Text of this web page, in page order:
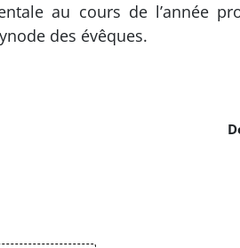
au cours de l’année
des évêques.